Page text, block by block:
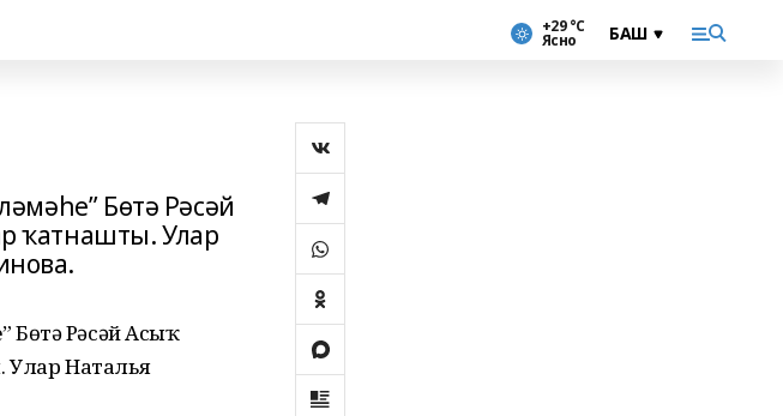
+29 °С
Ясно
Бөтә Рәсәй
ҡатнашты. Улар
Бөтә Рәсәй Асыҡ
Улар Наталья